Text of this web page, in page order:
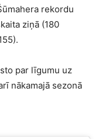
rekordu
ziņā (180
par līgumu uz
nākamajā sezonā